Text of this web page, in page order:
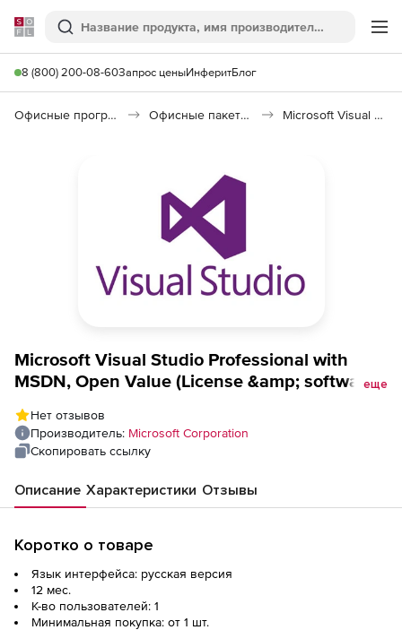
Softline
Поиск
8 (800) 200-08-60Запрос ценыИнферитБлог
Офисные программы Офисные пакеты Microsoft Office Microsoft Visual Studio
Microsoft Visual Studio Professional with
MSDN, Open Value (License &amp; softwareеще
Нет отзывов
Производитель: Microsoft Corporation
Скопировать ссылку
Описание Характеристики Отзывы
Коротко о товаре
Язык интерфейса: русская версия
12 мес.
К-во пользователей: 1
Минимальная покупка: от 1 шт.